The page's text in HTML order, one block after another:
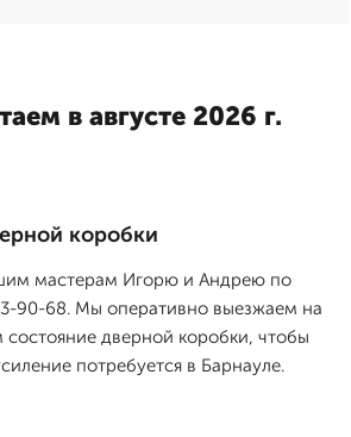
в августе 2026 г.
коробки
мастерам Игорю и Андрею по
90-68. Мы оперативно выезжаем на
состояние дверной коробки, чтобы
потребуется в Барнауле.